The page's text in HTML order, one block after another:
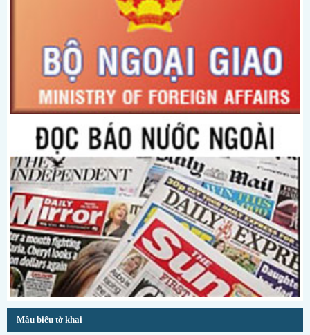
Mẫu biểu tờ khai